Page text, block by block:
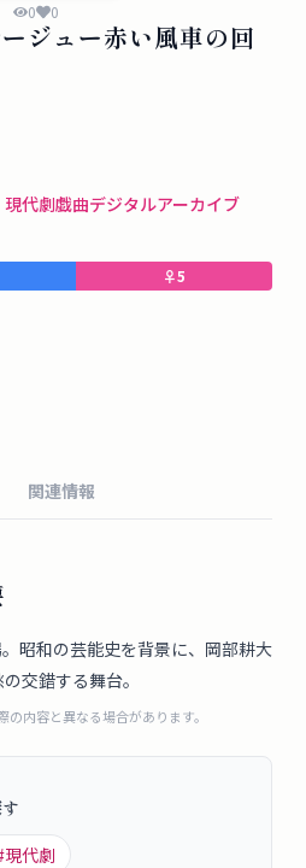
0 0
ジュー赤い風車の回
現代劇戯曲デジタルアーカイブ
♀5
関連情報
昭和の芸能史を背景に、岡部耕大
交錯する舞台。
内容と異なる場合があります。
現代劇